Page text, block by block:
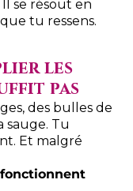
se résout en
tu ressens.
les
pas
des bulles de
sauge. Tu
Et malgré